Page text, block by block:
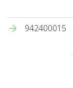
942400015